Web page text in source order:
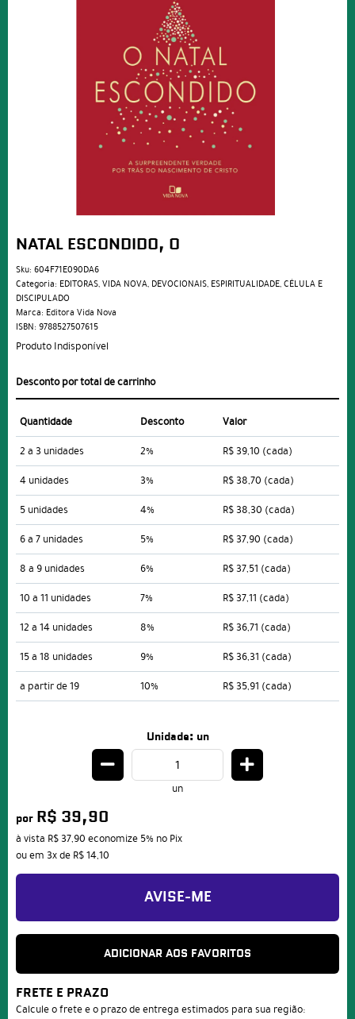
NATAL ESCONDIDO, O
Sku: 604F71E090DA6
Categoria: EDITORAS,VIDA NOVA, DEVOCIONAIS, ESPIRITUALIDADE,CÉLULA E
DISCIPULADO
Marca: Editora Vida Nova
ISBN: 9788527507615
Produto Indisponível
Desconto por total de carrinho
Quantidade Desconto
Valor
2 a 3 unidades
2% R$ 39,10 (cada)
4 unidades
3% R$ 38,70 (cada)
5 unidades
4% R$ 38,30 (cada)
6 a 7 unidades
5% R$ 37,90 (cada)
8 a 9 unidades
6% R$ 37,51 (cada)
10 a 11 unidades
7% R$ 37,11 (cada)
12 a 14 unidades
8% R$ 36,71 (cada)
15 a 18 unidades
9% R$ 36,31 (cada)
a partir de 19
10% R$ 35,91 (cada)
Unidade: un
un
por R$ 39,90
à vista R$ 37,90 economize 5% no Pix
ou em 3xde R$ 14,10
AVISE-ME
ADICIONAR AOS FAVORITOS
FRETE E PRAZO
Calcule o frete e o prazo de entrega estimados para sua região: